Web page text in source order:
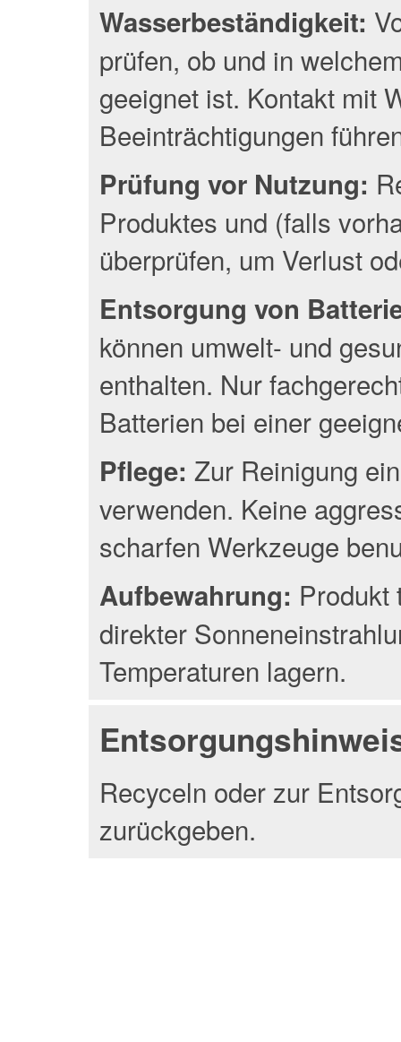
Wasserbeständigkeit:
prüfen, ob und in
geeignet ist. Kontakt mit
Beeinträchtigungen
Prüfung vor Nutzung:
Produktes und (falls
überprüfen, um Verlust
Entsorgung von
können umwelt- und
enthalten. Nur
Batterien bei einer
Pflege: Zur Reinigung
verwenden. Keine
scharfen Werkzeuge
Aufbewahrung: Produkt
direkter
Temperaturen lagern.
Recyceln oder zur
zurückgeben.